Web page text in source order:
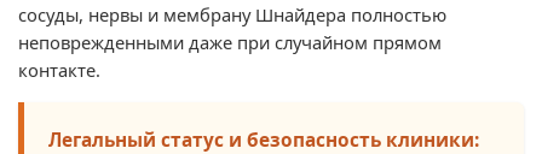
сосуды, нервы и мембрану Шнайдера полностью
неповрежденными даже при случайном прямом
контакте.
Легальный статус и безопасность клиники: